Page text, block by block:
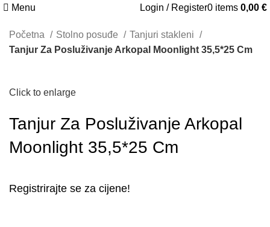
Menu Login / Register0 items 0,00 €
Početna Stolno posuđe
Tanjuri stakleni
Tanjur Za Posluživanje Arkopal Moonlight 35,5*25 Cm
Click to enlarge
Tanjur Za Posluživanje Arkopal
Moonlight 35,5*25 Cm
Registrirajte se za cijene!